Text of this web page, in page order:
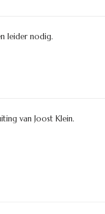
leider nodig.
van Joost Klein.